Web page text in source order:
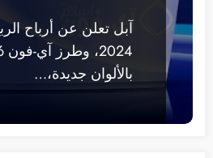
آبل تعلن عن أرباح
بالألوان جديدة،…